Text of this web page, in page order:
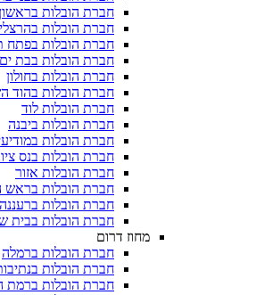
חברת הובלות בראשון
חברת הובלות
חברת הובלות בפתח
חברת הובלות בבת ים
חברת הובלות בחולון
חברת הובלות בהוד
חברת הובלות לוד
חברת הובלות ביבנה
חברת הובלות
חברת הובלות בנס
חברת הובלות אזור
חברת הובלות בראש
חברת הובלות ברעננה
חברת הובלות בבית
מחוז דרום
חברת הובלות ברמלה
חברת הובלות
חברת הובלות ברמת